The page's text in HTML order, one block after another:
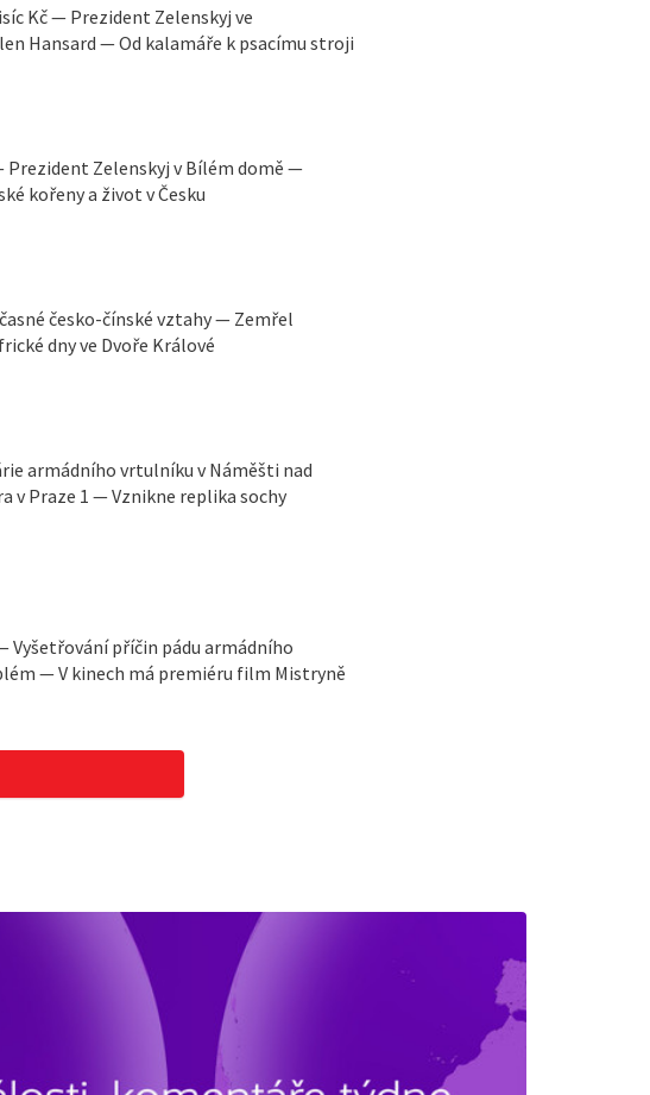
Kč — Prezident Zelenskyj ve
Hansard — Od kalamáře k psacímu stroji
Zelenskyj v Bílém domě —
kořeny a život v Česku
česko-čínské vztahy — Zemřel
dny ve Dvoře Králové
armádního vrtulníku v Náměšti nad
v Praze 1 — Vznikne replika sochy
Vyšetřování příčin pádu armádního
— V kinech má premiéru film Mistryně